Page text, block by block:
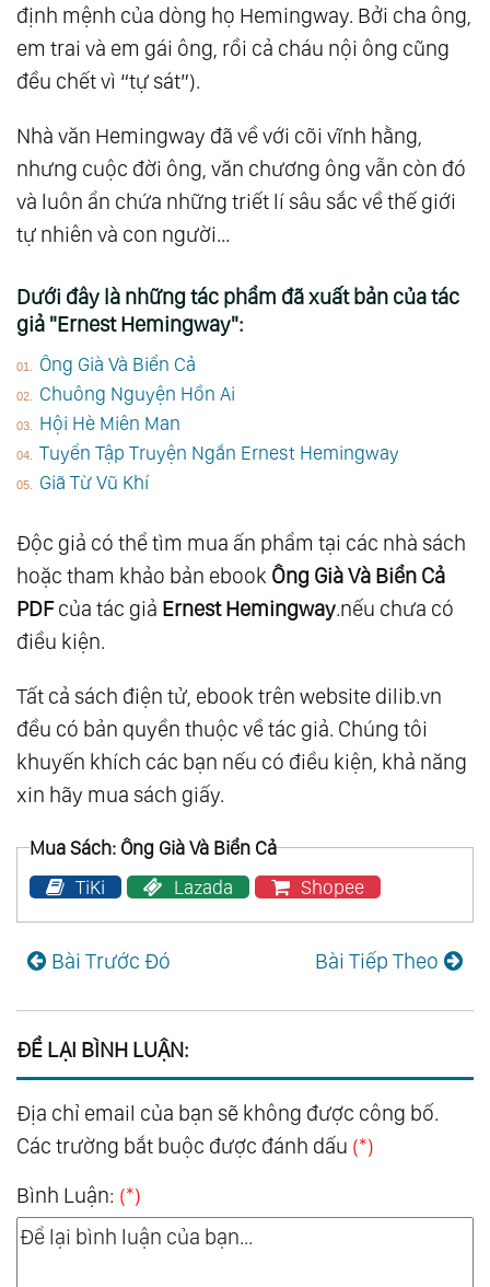
định mệnh của dòng họ Hemingway. Bởi cha ông,
em trai và em gái ông, rồi cả cháu nội ông cũng
đều chết vì “tự sát”).
Nhà văn Hemingway đã về với cõi vĩnh hằng,
nhưng cuộc đời ông, văn chương ông vẫn còn đó
và luôn ẩn chứa những triết lí sâu sắc về thế giới
tự nhiên và con người…
Dưới đây là những tác phẩm đã xuất bản của tác
giả "Ernest Hemingway":
Ông Già Và Biển Cả
Chuông Nguyện Hồn Ai
Hội Hè Miên Man
Tuyển Tập Truyện Ngắn Ernest Hemingway
Giã Từ Vũ Khí
Độc giả có thể tìm mua ấn phẩm tại các nhà sách
hoặc tham khảo bản ebook Ông Già Và Biển Cả
PDFcủa tác giả Ernest Hemingway.nếu chưa có
điều kiện.
Tất cả sách điện tử, ebook trên website dilib.vn
đều có bản quyền thuộc về tác giả. Chúng tôi
khuyến khích các bạn nếu có điều kiện, khả năng
xin hãy mua sách giấy.
Mua Sách: Ông Già Và Biển Cả
TiKi
Lazada Shopee
Bài Trước Đó Bài Tiếp Theo
ĐỂ LẠI BÌNH LUẬN:
Địa chỉ email của bạn sẽ không được công bố.
Các trường bắt buộc được đánh dấu (*)
Bình Luận: (*)